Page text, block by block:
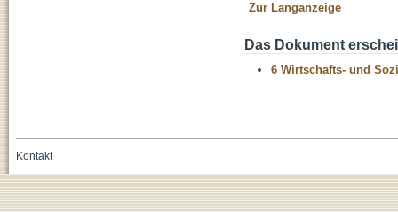
Zur Langanzeige
Das Dokument
6 Wirtschafts- und
Kontakt